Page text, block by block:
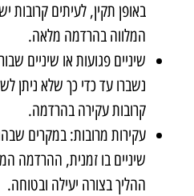
באופן תקין, לעיתים קרובות
המלווה בהרדמה מלאה.
שיניים פגועות או שיניים
נשברו עד כדי כך שלא ניתן
קרובות עקירה בהרדמה.
עקירות מרובות: במקרים
שיניים בו זמנית, ההרדמה
ההליך בצורה יעילה ובטוחה.